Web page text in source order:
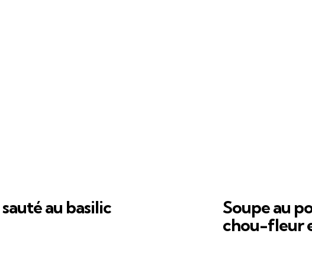
au basilic
Soupe au
chou-fleur